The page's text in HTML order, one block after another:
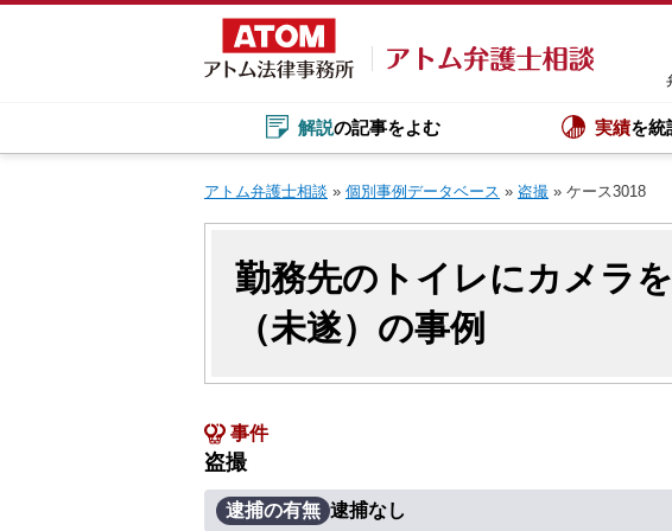
Skip
解説の記事をよむ 実績を統
アトム弁護士相談 » 個別事例データベース » 盗撮 » ケース3018
勤務先のトイレにカメラ
（未遂）の事例
事件
盗撮
逮捕の有無 逮捕なし